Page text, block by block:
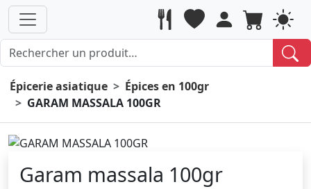
Épicerie asiatique
Épices en 100gr
GARAM MASSALA 100GR
Garam massala 100gr